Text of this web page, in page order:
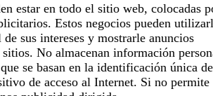
estar en todo el sitio web, colocadas
Estos negocios pueden
sus intereses y mostrarle anuncios
sitios. No almacenan información
se basan en la identificación única
de acceso al Internet. Si no permite